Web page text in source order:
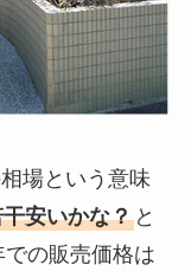
場という意味
安いかな？と
の販売価格は